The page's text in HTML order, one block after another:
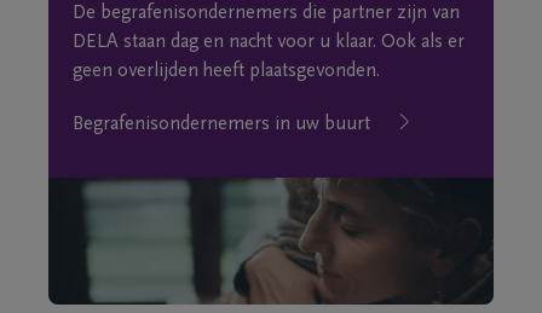
De begrafenisondernemers die partner zijn van
DELA staan dag en nacht voor u klaar. Ook als er
geen overlijden heeft plaatsgevonden.
Begrafenisondernemers in uw buurt